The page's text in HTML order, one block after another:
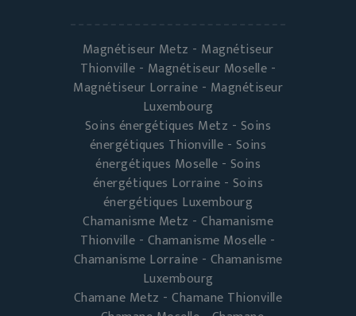
Magnétiseur Metz - Magnétiseur
Thionville - Magnétiseur Moselle -
Magnétiseur Lorraine - Magnétiseur
Luxembourg
Soins énergétiques Metz - Soins
énergétiques Thionville - Soins
énergétiques Moselle - Soins
énergétiques Lorraine - Soins
énergétiques Luxembourg
Chamanisme Metz - Chamanisme
Thionville - Chamanisme Moselle -
Chamanisme Lorraine - Chamanisme
Luxembourg
Chamane Metz - Chamane Thionville